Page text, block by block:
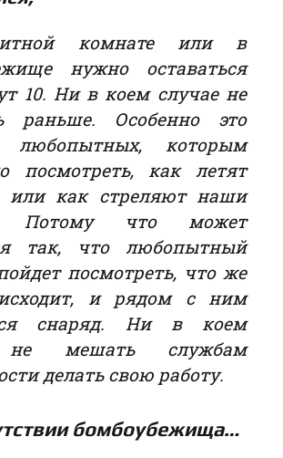
комнате или в
нужно оставаться
10. Ни в коем случае не
раньше. Особенно это
любопытных, которым
посмотреть, как летят
или как стреляют наши
Потому что может
так, что любопытный
посмотреть, что же
и рядом с ним
снаряд. Ни в коем
не мешать службам
делать свою работу.
бомбоубежища…